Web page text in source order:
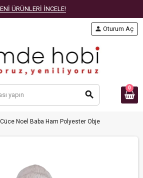
ÜRÜNLERİ İNCELE!
search
person Oturum Aç
0
Noel Baba Ham Polyester Obje